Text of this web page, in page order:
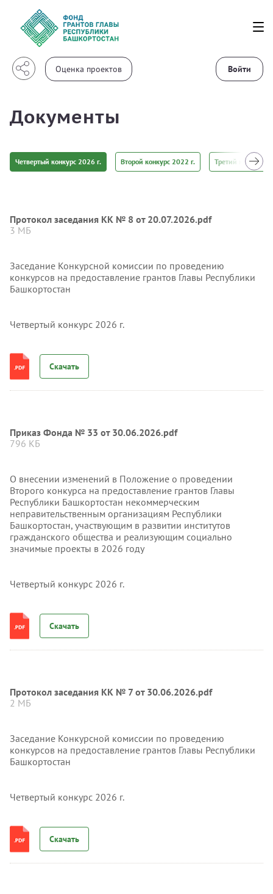
Войти
Документы
Четвертый конкурс 2026 г. Второй конкурс 2022 г. Третий конкурс
Протокол заседания КК № 8 от 20.07.2026.pdf
3 МБ
Заседание Конкурсной комиссии по проведению
конкурсов на предоставление грантов Главы Республики
Башкортостан
Четвертый конкурс 2026 г.
Скачать
Приказ Фонда № 33 от 30.06.2026.pdf
796 КБ
О внесении изменений в Положение о проведении
Второго конкурса на предоставление грантов Главы
Республики Башкортостан некоммерческим
неправительственным организациям Республики
Башкортостан, участвующим в развитии институтов
гражданского общества и реализующим социально
значимые проекты в 2026 году
Четвертый конкурс 2026 г.
Скачать
Протокол заседания КК № 7 от 30.06.2026.pdf
2 МБ
Заседание Конкурсной комиссии по проведению
конкурсов на предоставление грантов Главы Республики
Башкортостан
Четвертый конкурс 2026 г.
Скачать